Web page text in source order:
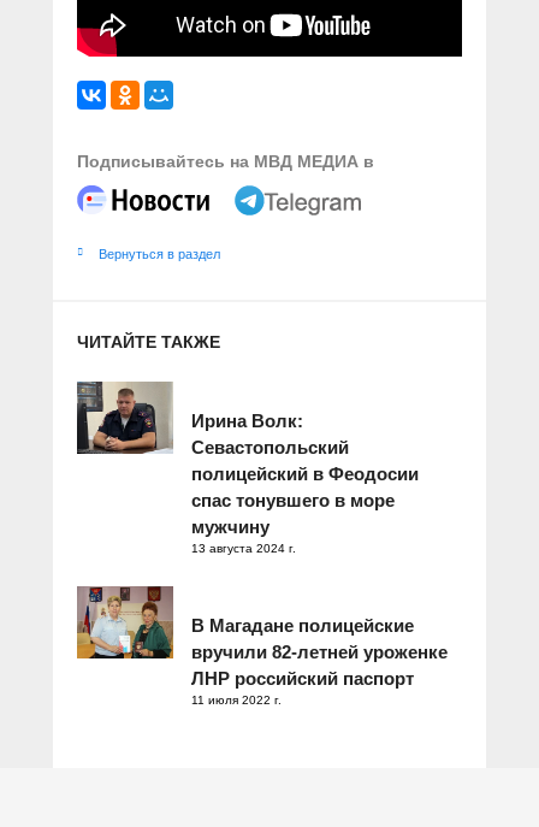
Подписывайтесь на МВД МЕДИА в
Вернуться в раздел
ЧИТАЙТЕ ТАКЖЕ
Ирина Волк:
Севастопольский
полицейский в Феодосии
спас тонувшего в море
мужчину
13 августа 2024 г.
В Магадане полицейские
вручили 82-летней уроженке
ЛНР российский паспорт
11 июля 2022 г.